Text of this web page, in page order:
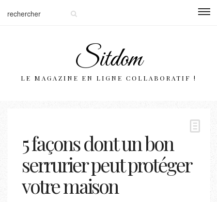
Sitdom
LE MAGAZINE EN LIGNE COLLABORATIF !
5 façons dont un bon
serrurier peut protéger
votre maison